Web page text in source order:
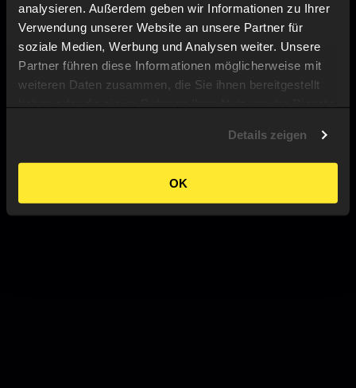
analysieren. Außerdem geben wir Informationen zu Ihrer
Verwendung unserer Website an unsere Partner für
soziale Medien, Werbung und Analysen weiter. Unsere
Partner führen diese Informationen möglicherweise mit
weiteren Daten zusammen, die Sie ihnen bereitgestellt
Details zeigen
OK